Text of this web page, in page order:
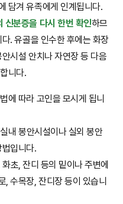
담겨 유족에게 인계됩니다.
신분증을 다시 한번 확인하므
. 유골을 인수한 후에는 화장
시설 안치나 자연장 등 다음
니다.
에 따라 고인을 모시게 됩니
내 봉안시설이나 실외 봉안
입니다.
초, 잔디 등의 밑이나 주변에
, 수목장, 잔디장 등이 있습니